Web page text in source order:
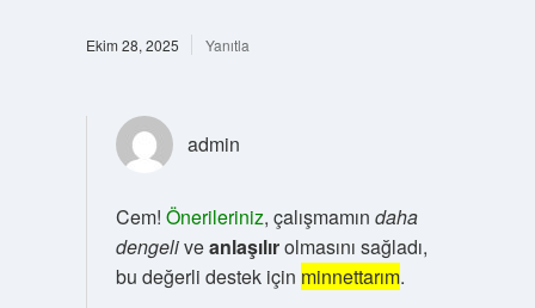
Ekim 28, 2025 Yanıtla
admin
Cem! Önerileriniz, çalışmamın daha
dengeliveanlaşılırolmasını sağladı,
bu değerli destek için minnettarım.